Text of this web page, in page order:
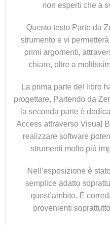
non esperti che a
Questo testo Parte da
strumento e vi
primi argomenti,
chiare, oltre a
La prima parte del libro
progettare, Partendo da
la seconda parte è
Access attraverso Visual
realizzare software
strumenti molto più
Nell’esposizione è
semplice adatto
quest’ambito. È
provenienti